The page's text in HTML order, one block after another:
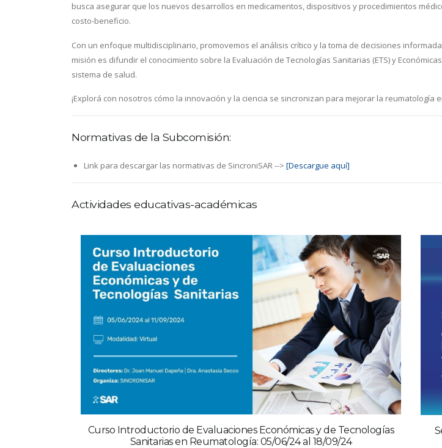
busca asegurar que los nuevos desarrollos en medicamentos, dispositivos y procedimientos
costo-beneficio.
Con un enfoque multidisciplinario, promovemos el análisis crítico y la toma de decisiones
misión es difundir el conocimiento sobre la Evaluación de Tecnologías Sanitarias (ETS) y
sistema de salud.
¡Explorá con nosotros cómo la innovación y la ciencia se sincronizan para mejorar la reumatología
Normativas de la Subcomisión:
Link para descargar las normativas de SincroniSAR --> [Descargue aquí]
Actividades educativas-académicas
Curso Introductorio de Evaluaciones Económicas y de Tecnologías
Sanitarias en Reumatología: 05/06/24 al 18/09/24